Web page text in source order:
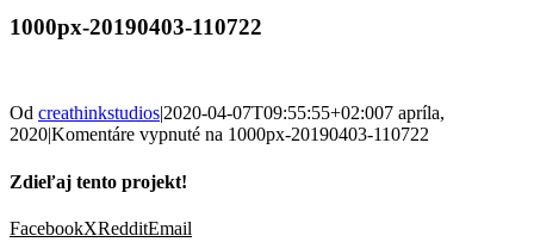
1000px-20190403-110722
Od creathinkstudios|2020-04-07T09:55:55+02:007 apríla,
2020|Komentáre vypnuté na 1000px-20190403-110722
Zdieľaj tento projekt!
FacebookXRedditEmail